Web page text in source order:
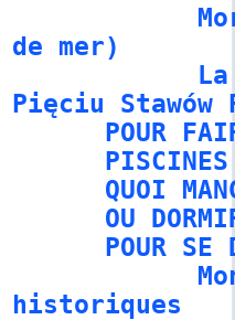
de mer)
Pięciu Stawów
POUR
PISCINES
QUOI
OU
POUR SE
historiques